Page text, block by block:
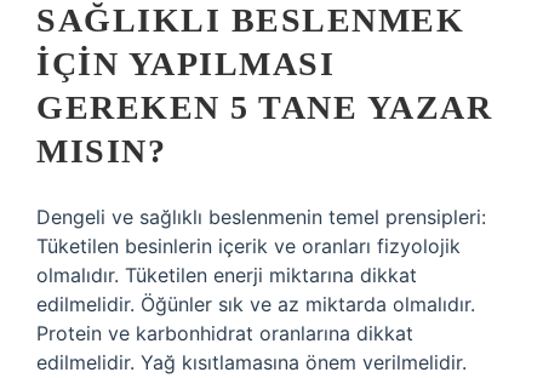
SAĞLIKLI BESLENMEK
IÇIN YAPILMASI
GEREKEN 5 TANE YAZAR
MISIN?
Dengeli ve sağlıklı beslenmenin temel prensipleri:
Tüketilen besinlerin içerik ve oranları fizyolojik
olmalıdır. Tüketilen enerji miktarına dikkat
edilmelidir. Öğünler sık ​​ve az miktarda olmalıdır.
Protein ve karbonhidrat oranlarına dikkat
edilmelidir. Yağ kısıtlamasına önem verilmelidir.